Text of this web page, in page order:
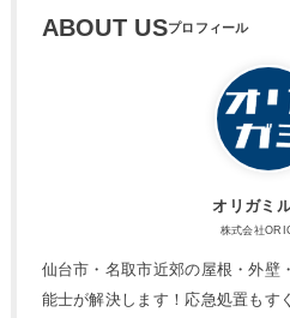
ABOUT US
オリガミ
株式会社
仙台市・名取市近郊の屋根・外壁
能士が解決します！応急処置もす